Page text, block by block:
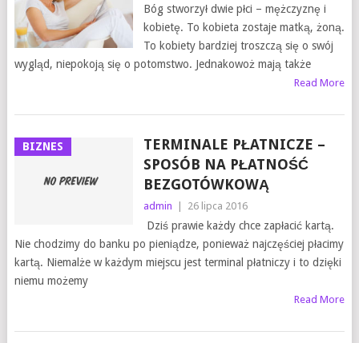
Bóg stworzył dwie płci – mężczyznę i
kobietę. To kobieta zostaje matką, żoną.
To kobiety bardziej troszczą się o swój
wygląd, niepokoją się o potomstwo. Jednakowoż mają także
Read More
BIZNES
TERMINALE PŁATNICZE –
SPOSÓB NA PŁATNOŚĆ
BEZGOTÓWKOWĄ
admin 26 lipca 2016
Dziś prawie każdy chce zapłacić kartą.
Nie chodzimy do banku po pieniądze, ponieważ najczęściej płacimy
kartą. Niemalże w każdym miejscu jest terminal płatniczy i to dzięki
niemu możemy
Read More